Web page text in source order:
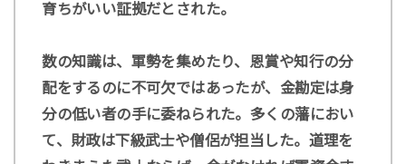
育ちがいい証拠だとされた。
数の知識は、軍勢を集めたり、恩賞や知行の分
配をするのに不可欠ではあったが、金勘定は身
分の低い者の手に委ねられた。多くの藩におい
て、財政は下級武士や僧侶が担当した。道理を